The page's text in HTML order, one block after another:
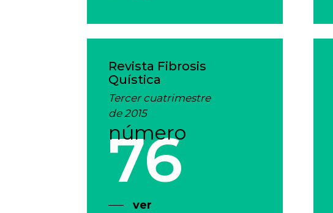
Revista Fibrosis
Quística
Tercer cuatrimestre
de 2015
número
76
ver